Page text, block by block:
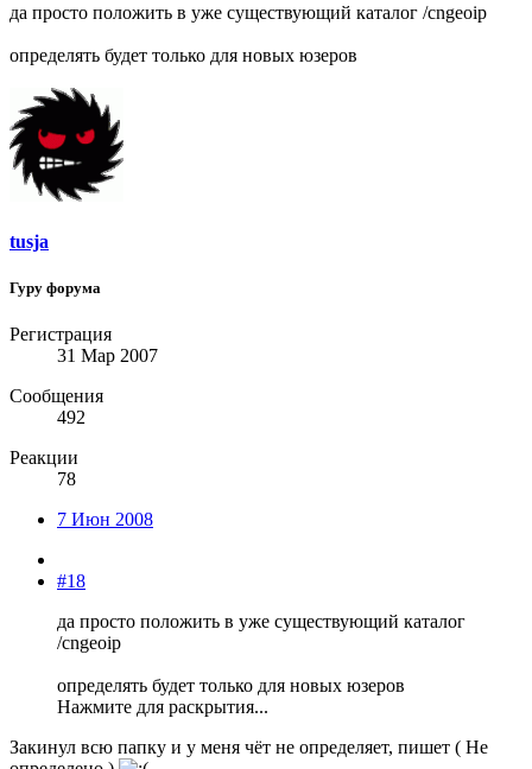
да просто положить в уже существующий каталог /cngeoip
определять будет только для новых юзеров
tusja
Гуру форума
Регистрация
31 Мар 2007
Сообщения
492
Реакции
78
7 Июн 2008
#18
да просто положить в уже существующий каталог
/cngeoip
определять будет только для новых юзеров
Нажмите для раскрытия...
Закинул всю папку и у меня чёт не определяет, пишет ( Не